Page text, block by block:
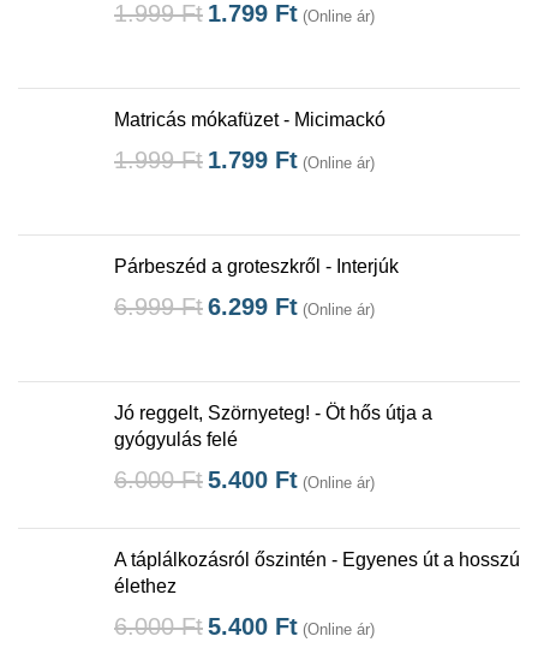
1.999Ft 1.799 Ft (Online ár)
Matricás mókafüzet - Micimackó
1.999Ft 1.799 Ft (Online ár)
Párbeszéd a groteszkről - Interjúk
6.999Ft6.299 Ft (Online ár)
Jó reggelt, Szörnyeteg! - Öt hős útja a
gyógyulás felé
6.000Ft5.400 Ft (Online ár)
A táplálkozásról őszintén - Egyenes út a hosszú
élethez
6.000Ft5.400 Ft (Online ár)